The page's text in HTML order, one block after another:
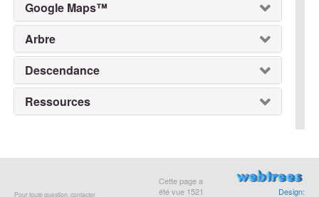
Google Maps™
Arbre
Descendance
Ressources
Pour toute question, contacter
Cette page a
été vue 1521
Design: